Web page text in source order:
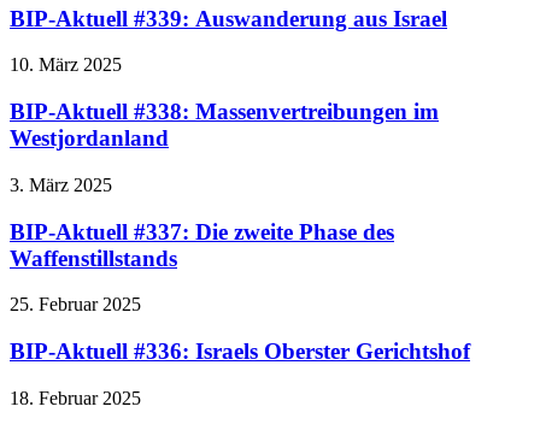
BIP-Aktuell #339: Auswanderung aus Israel
10. März 2025
BIP-Aktuell #338: Massenvertreibungen im
Westjordanland
3. März 2025
BIP-Aktuell #337: Die zweite Phase des
Waffenstillstands
25. Februar 2025
BIP-Aktuell #336: Israels Oberster Gerichtshof
18. Februar 2025